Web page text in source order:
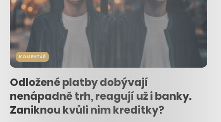
KOMENTÁŘ
Odložené platby dobývají
nenápadně trh, reagují už i banky.
Zaniknou kvůli nim kreditky?